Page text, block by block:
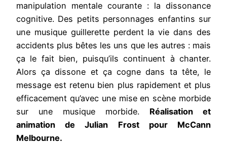
manipulation mentale courante : la dissonance
cognitive. Des petits personnages enfantins sur
une musique guillerette perdent la vie dans des
accidents plus bêtes les uns que les autres : mais
ça le fait bien, puisqu’ils continuent à chanter.
Alors ça dissone et ça cogne dans ta tête, le
message est retenu bien plus rapidement et plus
efficacement qu’avec une mise en scène morbide
sur une musique morbide. Réalisation et
animation de Julian Frost pour McCann
Melbourne.